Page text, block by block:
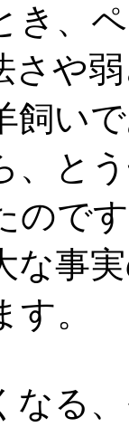
、
さや
飼い
、と
ので
な事
。
る